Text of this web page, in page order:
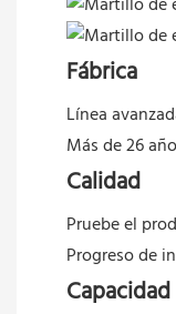
Fábrica
Línea
Más de 26
Calidad
Pruebe el
Progreso de
Capacidad